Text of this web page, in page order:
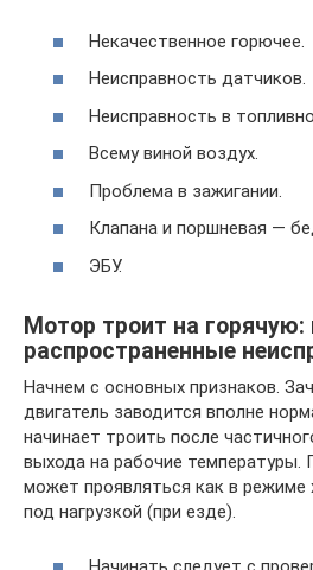
Некачественное горючее.
Неисправность датчиков.
Неисправность в
Всему виной воздух.
Проблема в зажигании.
Клапана и поршневая —
ЭБУ.
Мотор троит на
распространенные
Начнем с основных признаков.
двигатель заводится вполне
начинает троить после
выхода на рабочие температуры.
может проявляться как в режиме
под нагрузкой (при езде).